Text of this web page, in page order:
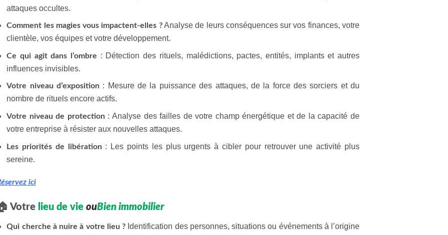
attaques occultes.
Comment les magies vous impactent-elles ?Analyse de leurs conséquences sur vos finances, votre
clientèle, vos équipes et votre développement.
Ce qui agit dans l’ombre : Détection des rituels, malédictions, pactes, entités, implants et autres
influences invisibles.
Votre niveau d’exposition : Mesure de la puissance des attaques, de la force des sorciers et du
nombre de rituels encore actifs.
Votre niveau de protection : Analyse des failles de votre champ énergétique et de la capacité de
votre entreprise à résister aux nouvelles attaques.
Les priorités de libération : Les points les plus urgents à cibler pour retrouver une activité plus
sereine.
ici
Votre lieu de vie ouBien immobilier
Qui cherche à nuire à votre lieu ? Identification des personnes, situations ou événements à l’origine